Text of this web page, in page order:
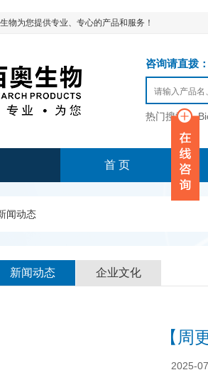
物为您提供专业、专心的产品和服务！
咨询请直拨
热门搜索：
首 页
闻动态
新闻动态 企业文化
【周
2025-